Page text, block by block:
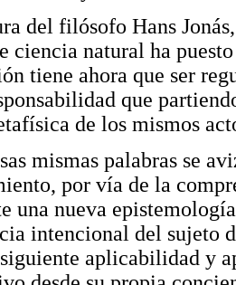
del filósofo Hans
ciencia natural ha
tiene ahora que ser
que
de los mismos
mismas palabras se
por vía de la
una nueva
intencional del sujeto
aplicabilidad y